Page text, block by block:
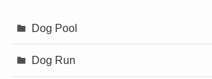
Dog Pool
Dog Run